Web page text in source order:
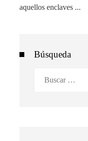
aquellos enclaves ...
Búsqueda